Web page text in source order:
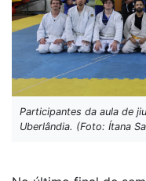
Participantes da aula de
Uberlândia. (Foto: Ítana